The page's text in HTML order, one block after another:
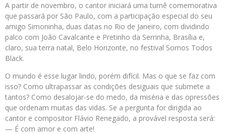
A partir de novembro, o cantor iniciará uma turnê comemorativa
que passará por São Paulo, com a participação especial do seu
amigo Simoninha, duas datas no Rio de Janeiro, com dividindo
palco com João Cavalcante e Pretinho da Serrinha, Brasília e,
claro, sua terra natal, Belo Horizonte, no festival Somos Todos
Black.
O mundo é esse lugar lindo, porém difícil. Mas o que se faz com
isso? Como ultrapassar as condições desiguais que submete a
tantos? Como desalojar-se do medo, da miséria e das opressões
que ordenam muitas das vidas. Se a pergunta for dirigida ao
cantor e compositor Flávio Renegado, a provável resposta será:
— É com amor e com arte!